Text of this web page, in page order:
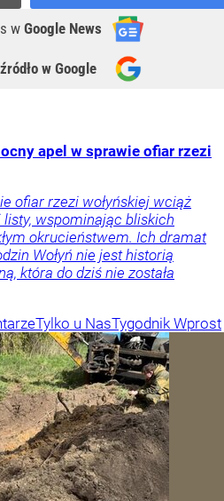
w Google News
źródło w Google
apel w sprawie ofiar rzezi
ofiar rzezi wołyńskiej wciąż
wspominając bliskich
okrucieństwem. Ich dramat
Wołyń nie jest historią
która do dziś nie została
Tylko u NasTygodnik Wprost